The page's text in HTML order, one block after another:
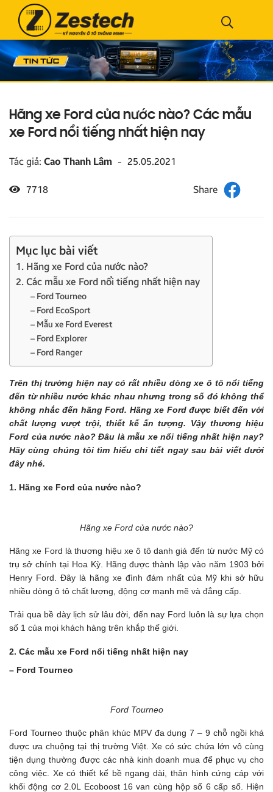
Hãng xe Ford của nước nào? Các mẫu
xe Ford nổi tiếng nhất hiện nay
Tác giả: Cao Thanh Lâm - 25.05.2021
7718
Mục lục bài viết
1. Hãng xe Ford của nước nào?
2. Các mẫu xe Ford nổi tiếng nhất hiện nay
– Ford Tourneo
– Ford EcoSport
– Mẫu xe Ford Everest
– Ford Explorer
– Ford Ranger
Trên thị trường hiện nay có rất nhiều dòng xe ô tô nổi tiếng
đến từ nhiều nước khác nhau nhưng trong số đó không thể
không nhắc đến hãng Ford. Hãng xe Ford được biết đến với
chất lượng vượt trội, thiết kế ấn tượng. Vậy thương hiệu
Ford của nước nào? Đâu là mẫu xe nổi tiếng nhất hiện nay?
Hãy cùng chúng tôi tìm hiểu chi tiết ngay sau bài viết dưới
đây nhé.
1. Hãng xe Ford của nước nào?
Hãng xe Ford của nước nào?
Hãng xe Ford là thương hiệu xe ô tô danh giá đến từ nước Mỹ có
trụ sở chính tại Hoa Kỳ. Hãng được thành lập vào năm 1903 bởi
Henry Ford. Đây là hãng xe đình đám nhất của Mỹ khi sở hữu
nhiều dòng ô tô chất lượng, động cơ mạnh mẽ và đẳng cấp.
Trải qua bề dày lịch sử lâu đời, đến nay Ford luôn là sự lựa chọn
số 1 của mọi khách hàng trên khắp thế giới.
2. Các mẫu xe Ford nổi tiếng nhất hiện nay
– Ford Tourneo
Ford Tourneo
Ford Tourneo thuộc phân khúc MPV đa dụng 7 – 9 chỗ ngồi khá
được ưa chuộng tại thị trường Việt. Xe có sức chứa lớn vô cùng
tiện dụng thường được các nhà kinh doanh mua để phục vụ cho
công việc. Xe có thiết kế bề ngang dài, thân hình cứng cáp với
khối động cơ 2.0L Ecoboost 16 van cùng hộp số 6 cấp số. Hiện